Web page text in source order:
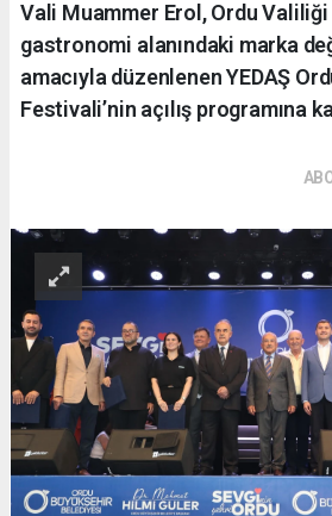
Vali Muammer Erol, Ordu
gastronomi alanındaki marka
amacıyla düzenlenen YEDAŞ
Festivali’nin açılış programına